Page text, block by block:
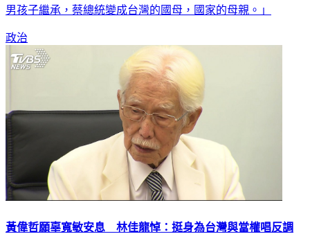
男孩子繼承，蔡總統變成台灣的國母，國家的母親。」
政治
黃偉哲願辜寬敏安息 林佳龍悼：挺身為台灣與當權唱反調